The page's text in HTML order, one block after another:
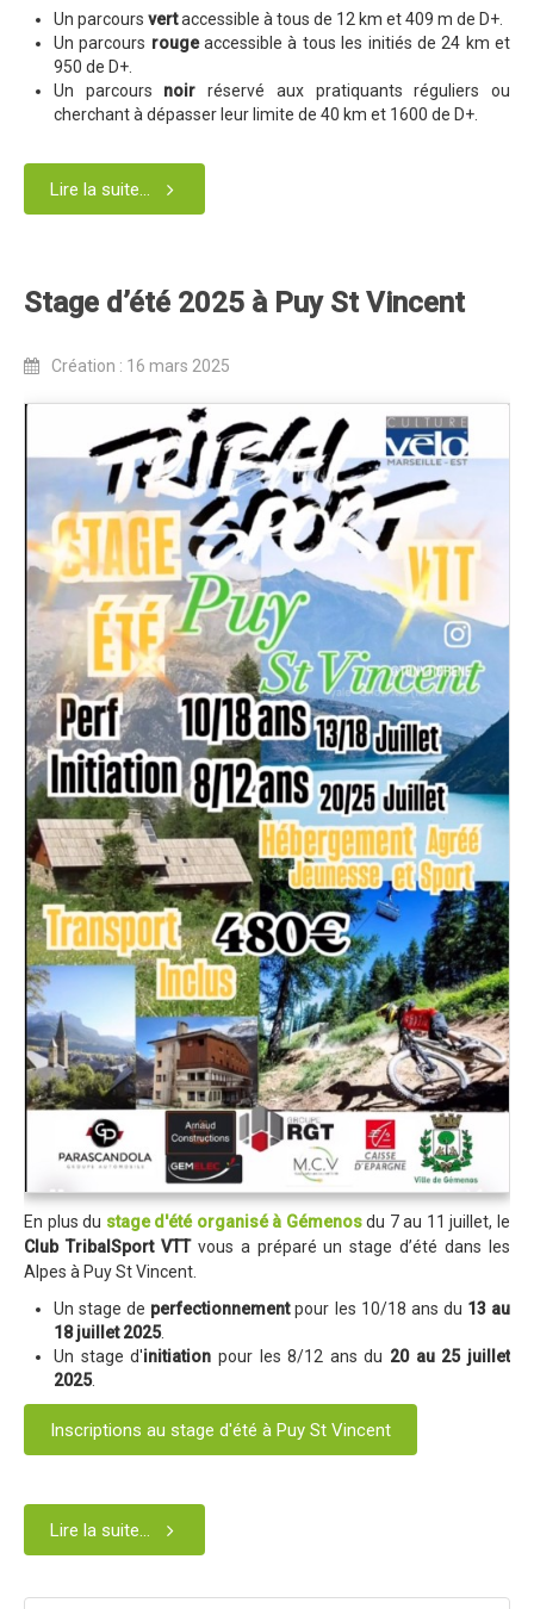
Contact Tribal Club VTT
Rechercher
Un parcours vertaccessible à tous de 12 km et 409 m de D+.
Un parcours rougeaccessible à tous les initiés de 24 km et
950 de D+.
Un parcours noir réservé aux pratiquants réguliers ou
cherchant à dépasser leur limite de 40 km et 1600 de D+.
Lire la suite...
Stage d’été 2025 à Puy St Vincent
Création : 16 mars 2025
En plus du stage d'été organisé à Gémenosdu 7 au 11 juillet, le
Club TribalSport VTTvous a préparé un stage d’été dans les
Alpes à Puy St Vincent.
Un stage de perfectionnementpour les 10/18 ans du 13 au
18 juillet 2025.
Un stage d'initiation pour les 8/12 ans du 20 au 25 juillet
2025.
Inscriptions au stage d'été à Puy St Vincent
Lire la suite...